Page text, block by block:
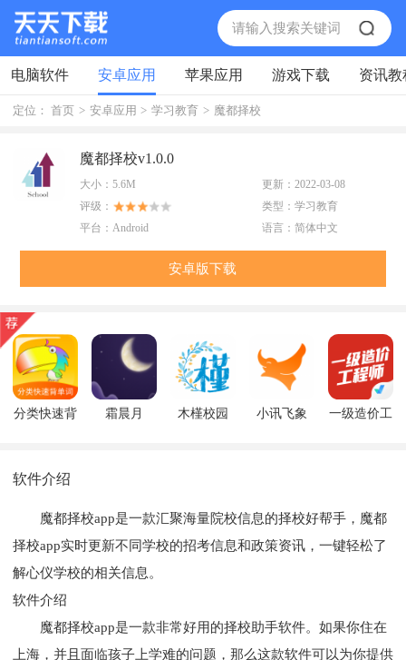
电脑软件 安卓应用 苹果应用 游戏下载 资讯教
定位： 首页 > 安卓应用 > 学习教育 > 魔都择校
魔都择校v1.0.0
大小： 5.6M 更新： 2022-03-08
评级：
类型： 学习教育
平台： Android 语言： 简体中文
安卓版下载
分类快速背
霜晨月 木槿校园 小讯飞象
一级造价工
软件介绍
魔都择校app是一款汇聚海量院校信息的择校好帮手，魔都
择校app实时更新不同学校的招考信息和政策资讯，一键轻松了
解心仪学校的相关信息。
软件介绍
魔都择校app是一款非常好用的择校助手软件。如果你住在
上海，并且面临孩子上学难的问题，那么这款软件可以为你提供